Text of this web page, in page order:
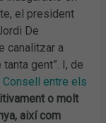
el president
De
canalitzar a
gent”. I, de
entre els
o molt
així com